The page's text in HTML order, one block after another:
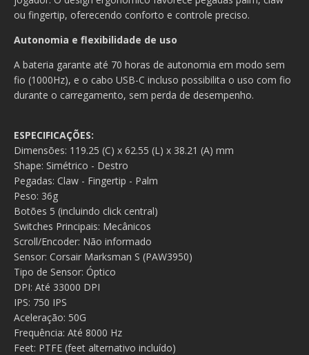
ou fingertip, oferecendo conforto e controle preciso.
Autonomia e flexibilidade de uso
A bateria garante até 70 horas de autonomia em modo sem
fio (1000Hz), e o cabo USB-C incluso possibilita o uso com fio
durante o carregamento, sem perda de desempenho.
ESPECIFICAÇÕES:
Dimensões: 119.25 (C) x 62.55 (L) x 38.21 (A) mm
Shape: Simétrico - Destro
Pegadas: Claw - Fingertip - Palm
Peso: 36g
Botões 5 (incluindo click central)
Switches Principais: Mecânicos
Scroll/Encoder: Não informado
Sensor: Corsair Marksman S (PAW3950)
Tipo de Sensor: Óptico
DPI: Até 33000 DPI
IPS: 750 IPS
Aceleração: 50G
Frequência: Até 8000 Hz
Feet: PTFE (feet alternativo incluído)